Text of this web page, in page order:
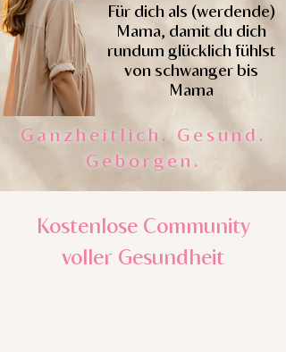
Für dich als (werdende)
Mama, damit du dich
rundum glücklich fühlst
von schwanger bis
Mama
Ganzheitlich. Gesund.
Geborgen.
Kostenlose Community
voller Gesundheit